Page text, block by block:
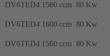
DV6TED4 1560 ccm 80 Kw
DV6TED4 1600 ccm 80 Kw
DV6TED4 1560 ccm 80 Kw